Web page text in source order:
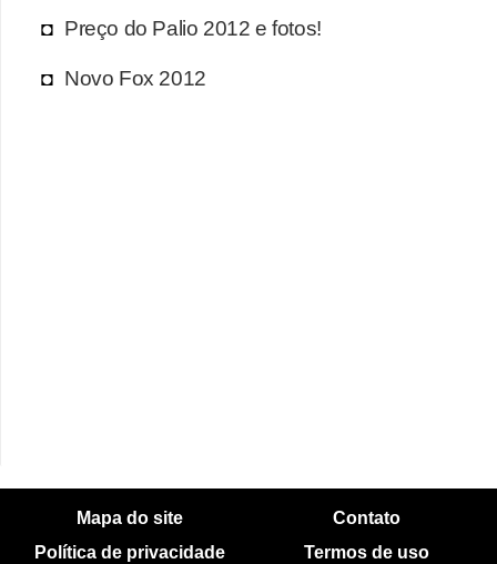
Preço do Palio 2012 e fotos!
Novo Fox 2012
Mapa do site
Contato
Política de privacidade
Termos de uso